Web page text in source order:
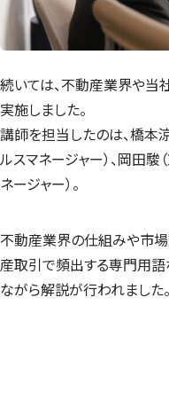
続いては、不動産業界や
実施しました。
講師を担当したのは、橋本
ルスマネージャー）、岡田
ネージャー）。
不動産業界の仕組みや市
産取引で頻出する専門用語
ながら解説が行われました。